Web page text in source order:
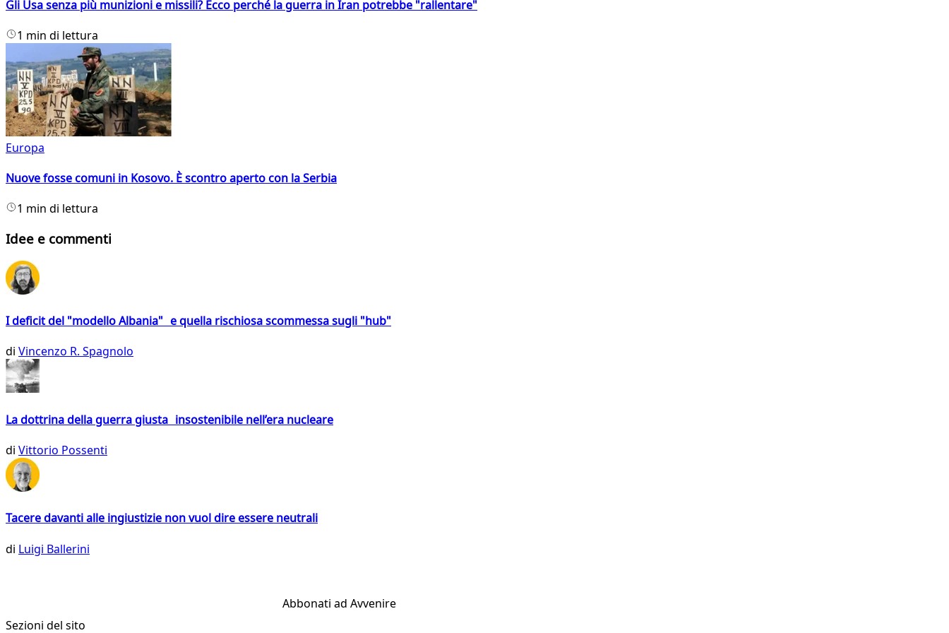
Gli Usa senza più munizioni e missili? Ecco perché la guerra in Iran potrebbe "rallentare"
1 min di lettura
Europa
Nuove fosse comuni in Kosovo. È scontro aperto con la Serbia
1 min di lettura
Idee e commenti
I deficit del "modello Albania" e quella rischiosa scommessa sugli "hub"
di Vincenzo R. Spagnolo
La dottrina della guerra giusta insostenibile nell’era nucleare
di Vittorio Possenti
Tacere davanti alle ingiustizie non vuol dire essere neutrali
di Luigi Ballerini
Abbonati ad Avvenire
Sezioni del sito